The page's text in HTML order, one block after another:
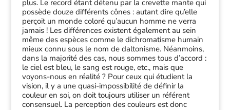
plus. Le record étant détenu par la crevette mante qui
possède douze différents cônes : autant dire qu’elle
perçoit un monde coloré qu’aucun homme ne verra
jamais ! Les différences existent également au sein
même des espèces comme le dichromatisme humain
mieux connu sous le nom de daltonisme. Néanmoins,
dans la majorité des cas, nous sommes tous d’accord :
le ciel est bleu, le sang est rouge, etc., mais que
voyons-nous en réalité ? Pour ceux qui étudient la
vision, il y a une quasi-impossibilité de définir la
couleur en soi, on doit toujours utiliser un référent
consensuel. La perception des couleurs est donc